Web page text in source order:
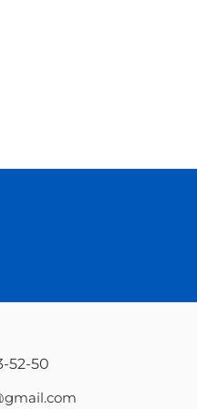
52-50